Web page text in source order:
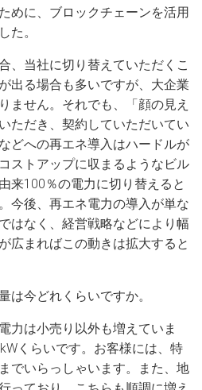
めに、ブロックチェーンを活用
た。
、当社に切り替えていただくこ
出る場合も多いですが、大企業
ません。それでも、「顔の見え
ただき、契約していただいてい
どへの再エネ導入はハードルが
ストアップに収まるようなビル
来100％の電力に切り替えると
今後、再エネ電力の導入が単な
はなく、経営戦略などにより幅
広まればこの動きは拡大すると
は今どれくらいですか。
力は小売り以外も増えていま
くらいです。お客様には、特
でいらっしゃいます。また、地